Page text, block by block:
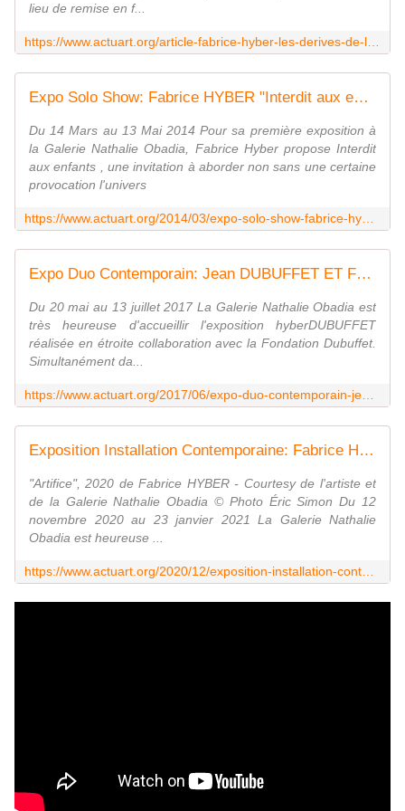
lieu de remise en f...
Expo Solo Show: Fabrice HYBER "Interdit aux enfants " - ACTUART by Eric SIMON
Du 14 Mars au 13 Mai 2014 Pour sa première exposition à
la Galerie Nathalie Obadia, Fabrice Hyber propose Interdit
aux enfants , une invitation à aborder non sans une certaine
provocation l'univers
Expo Duo Contemporain: Jean DUBUFFET ET Fabrice HYBER "hyberDUBUFFET" - ACTUART by Eric SIMON
Du 20 mai au 13 juillet 2017 La Galerie Nathalie Obadia est
très heureuse d'accueillir l'exposition hyberDUBUFFET
réalisée en étroite collaboration avec la Fondation Dubuffet.
Simultanément da...
Exposition Installation Contemporaine: Fabrice HYBER " Habiter la forêt " - ACTUART by Eric SIMON
"Artifice", 2020 de Fabrice HYBER - Courtesy de l'artiste et
de la Galerie Nathalie Obadia © Photo Éric Simon Du 12
novembre 2020 au 23 janvier 2021 La Galerie Nathalie
Obadia est heureuse ...